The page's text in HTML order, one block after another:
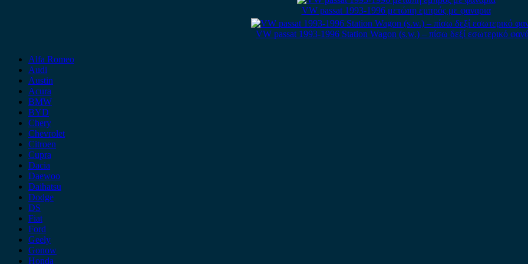
VW passat 1993-1996 μετώπη εμπρός με φαναρια
VW passat 1993-1996 Station Wagon (s.w.) – πίσω δεξί εσωτερικό
Alfa Romeo
Audi
Austin
Acura
BMW
BYD
Chery
Chevrolet
Citroen
Cupra
Dacia
Daewoo
Daihatsu
Dodge
DS
Fiat
Ford
Geely
Gonow
Honda